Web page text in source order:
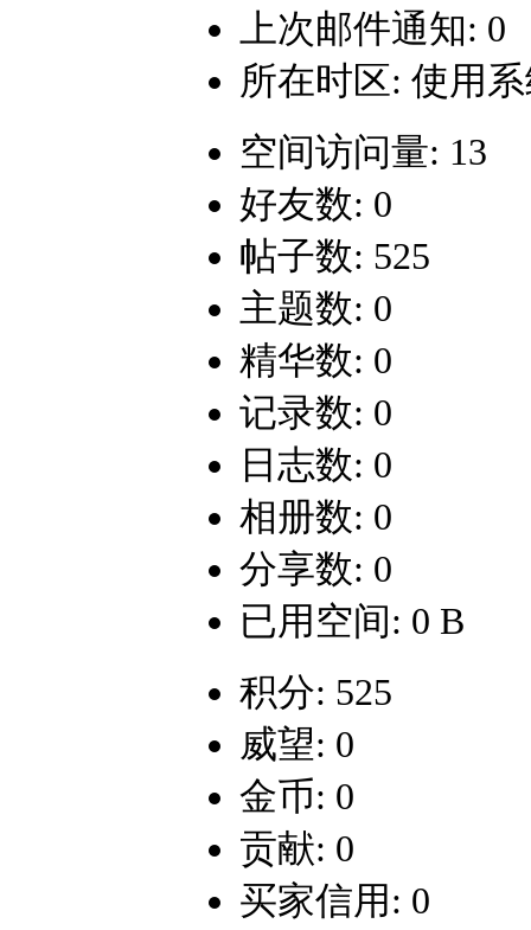
上次邮件通知: 0
所在时区: 使用
空间访问量: 13
好友数: 0
帖子数: 525
主题数: 0
精华数: 0
记录数: 0
日志数: 0
相册数: 0
分享数: 0
已用空间: 0 B
积分: 525
威望: 0
金币: 0
贡献: 0
买家信用: 0